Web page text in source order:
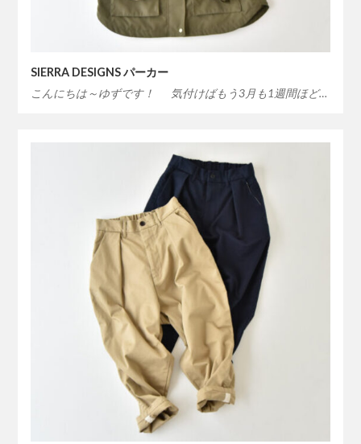
SIERRA DESIGNS パーカー
こんにちは～ゆずです！ 気付けばもう3月も1週間ほど…